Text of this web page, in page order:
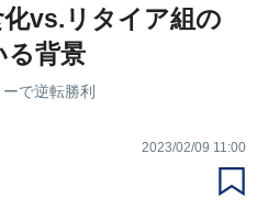
vs.リタイア組の
る背景
で逆転勝利
2023/02/09 11:00